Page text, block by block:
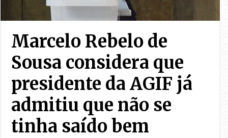
Marcelo Rebelo de
Sousa considera que
presidente da AGIF já
admitiu que não se
tinha saído bem